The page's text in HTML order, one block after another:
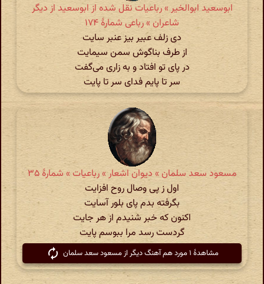
ابوسعید ابوالخیر » رباعیات نقل شده از ابوسعید از دیگر
شاعران » رباعی شمارهٔ ۱۷۴
دی زلف عبیر بیز عنبر سایت
از طرف بناگوش سمن سیمایت
در پای تو افتاد و به زاری می‌گفت
سر تا پایم فدای سر تا پایت
مسعود سعد سلمان » دیوان اشعار » رباعیات » شمارهٔ ۳۵
اول ز پی وصال روح افزایت
بگرفته بدم پای بلور آسایت
اکنون که خبر شنیدم از هر جایت
گردست رسد مرا ببوسم پایت
مشاهدهٔ ۱ مورد هم آهنگ دیگر از مسعود سعد سلمان